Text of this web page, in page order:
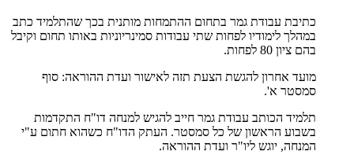
כתיבת עבודת גמר בתחום ההתמחות מותנית בכך שהתלמיד כתב
במהלך לימודיו לפחות שתי עבודות סמינריוניות באותו תחום וקיבל
בהם ציון 80 לפחות.
מועד אחרון להגשת הצעת תזה לאישור ועדת ההוראה: סוף
סמסטר א'.
תלמיד הכותב עבודת גמר חייב להגיש למנחה דו"ח התקדמות
בשבוע הראשון של כל סמסטר. העתק הדו"ח כשהוא חתום ע"י
המנחה, יוגש ליו"ר ועדת ההוראה.